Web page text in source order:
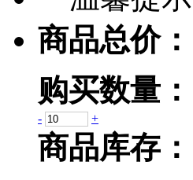
商品总价：
购买数量：
- +
商品库存：